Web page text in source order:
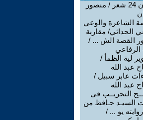
ديوان 24 شعر / منصور
الشاعرة والوعي
الحداثي/ مقاربة
القصة الش ... /
الرفاعي
لية الظمأ /
عبد الله
عابر سبيل /
عبد الله
التجريــب في
السيـد حـافظ من
يو ... /